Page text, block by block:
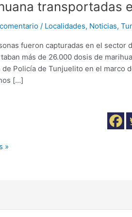
transportadas
/ Localidades, Noticias,
fueron capturadas en el sector
más de 26.000 dosis de
de Policía de Tunjuelito en el marco
[…]
»